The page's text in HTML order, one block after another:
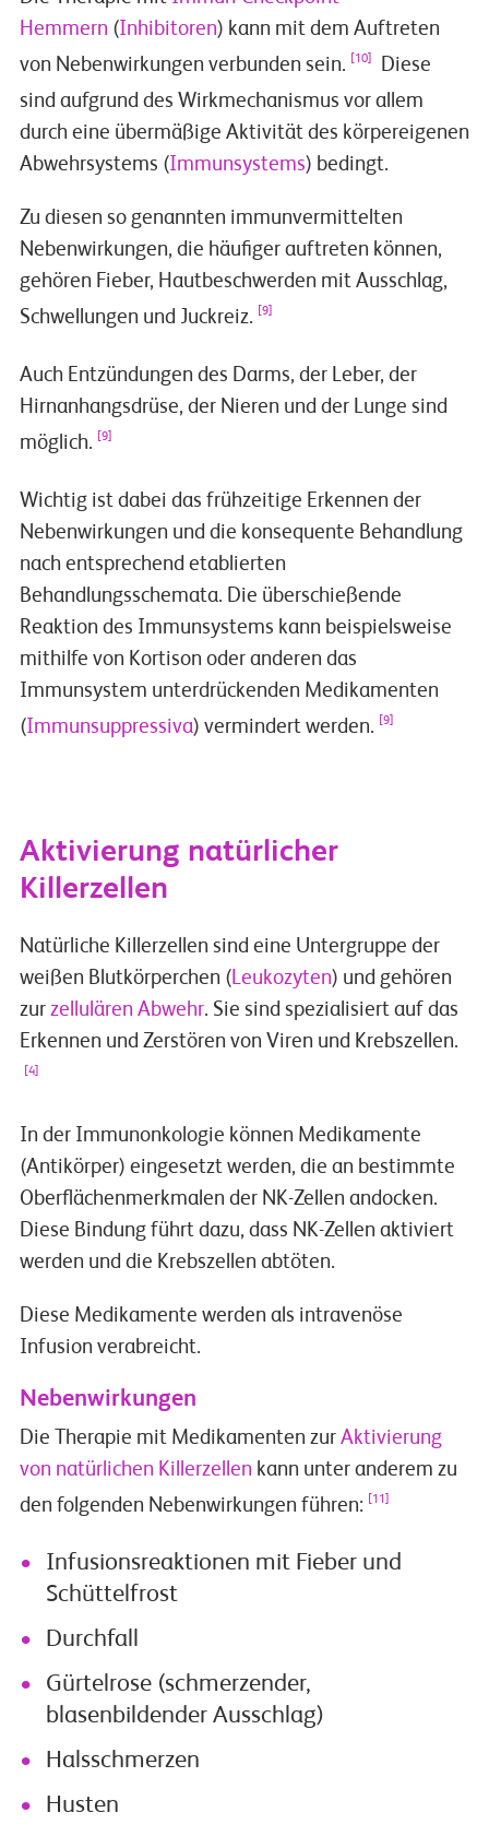
Hemmern (Inhibitoren) kann mit dem Auftreten
von Nebenwirkungen verbunden sein.
[10]
Diese
sind aufgrund des Wirkmechanismus vor allem
durch eine übermäßige Aktivität des körpereigenen
Abwehrsystems (Immunsystems) bedingt.
Zu diesen so genannten immunvermittelten
Nebenwirkungen, die häufiger auftreten können,
gehören Fieber, Hautbeschwerden mit Ausschlag,
Schwellungen und Juckreiz.
[9]
Auch Entzündungen des Darms, der Leber, der
Hirnanhangsdrüse, der Nieren und der Lunge sind
möglich.
[9]
Wichtig ist dabei das frühzeitige Erkennen der
Nebenwirkungen und die konsequente Behandlung
nach entsprechend etablierten
Behandlungsschemata. Die überschießende
Reaktion des Immunsystems kann beispielsweise
mithilfe von Kortison oder anderen das
Immunsystem unterdrückenden Medikamenten
(Immunsuppressiva) vermindert werden. [9]
Aktivierung natürlicher
Killerzellen
Natürliche Killerzellen sind eine Untergruppe der
weißen Blutkörperchen (Leukozyten) und gehören
zur zellulären Abwehr. Sie sind spezialisiert auf das
Erkennen und Zerstören von Viren und Krebszellen.
[4]
In der Immunonkologie können Medikamente
(Antikörper) eingesetzt werden, die an bestimmte
Oberflächenmerkmalen der NK-Zellen andocken.
Diese Bindung führt dazu, dass NK-Zellen aktiviert
werden und die Krebszellen abtöten.
Diese Medikamente werden als intravenöse
Infusion verabreicht.
Nebenwirkungen
Die Therapie mit Medikamenten zur Aktivierung
von natürlichen Killerzellen kann unter anderem zu
den folgenden Nebenwirkungen führen:
[11]
Infusionsreaktionen mit Fieber und
Schüttelfrost
Durchfall
Gürtelrose (schmerzender,
blasenbildender Ausschlag)
Halsschmerzen
Husten